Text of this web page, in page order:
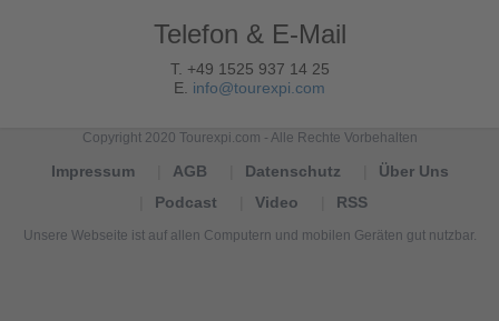
Telefon & E-Mail
T. +49 1525 937 14 25
E. info@tourexpi.com
Copyright 2020 Tourexpi.com - Alle Rechte Vorbehalten
Impressum AGB Datenschutz
Über Uns
Podcast
Video RSS
Unsere Webseite ist auf allen Computern und mobilen Geräten gut nutzbar.